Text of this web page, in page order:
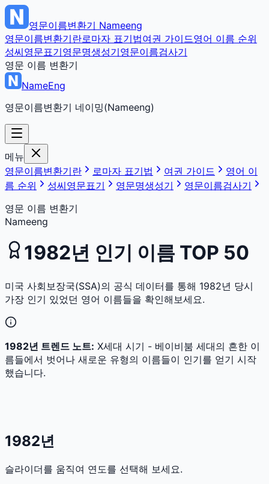
영문이름변환기 Nameeng
영문이름변환기란로마자 표기법여권 가이드영어 이름 순위
성씨영문표기영문명생성기영문이름검사기
영문 이름 변환기
NameEng
영문이름변환기 네이밍(Nameeng)
메뉴
영문이름변환기란
로마자 표기법 여권 가이드
영어 이
름 순위
성씨영문표기 영문명생성기
영문이름검사기
영문 이름 변환기
Nameeng
1982년 인기 이름 TOP 50
미국 사회보장국(SSA)의 공식 데이터를 통해 1982년 당시
가장 인기 있었던 영어 이름들을 확인해보세요.
1982년 트렌드 노트: X세대 시기 - 베이비붐 세대의 흔한 이
름들에서 벗어나 새로운 유형의 이름들이 인기를 얻기 시작
했습니다.
1982년
슬라이더를 움직여 연도를 선택해 보세요.